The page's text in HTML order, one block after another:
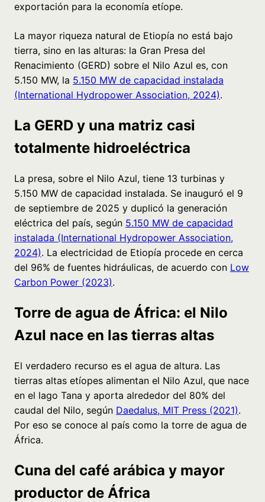
exportación para la economía etíope.
La mayor riqueza natural de Etiopía no está bajo
tierra, sino en las alturas: la Gran Presa del
Renacimiento (GERD) sobre el Nilo Azul es, con
5.150 MW, la 5.150 MW de capacidad instalada
(International Hydropower Association, 2024).
La GERD y una matriz casi
totalmente hidroeléctrica
La presa, sobre el Nilo Azul, tiene 13 turbinas y
5.150 MW de capacidad instalada. Se inauguró el 9
de septiembre de 2025 y duplicó la generación
eléctrica del país, según 5.150 MW de capacidad
instalada (International Hydropower Association,
2024). La electricidad de Etiopía procede en cerca
del 96% de fuentes hidráulicas, de acuerdo con Low
Carbon Power (2023).
Torre de agua de África: el Nilo
Azul nace en las tierras altas
El verdadero recurso es el agua de altura. Las
tierras altas etíopes alimentan el Nilo Azul, que nace
en el lago Tana y aporta alrededor del 80% del
caudal del Nilo, según Daedalus, MIT Press (2021).
Por eso se conoce al país como la torre de agua de
África.
Cuna del café arábica y mayor
productor de África